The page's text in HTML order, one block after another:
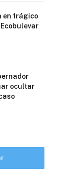
en trágico
ocultar